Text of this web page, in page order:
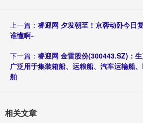
上一篇： 睿迎网 夕发朝至！京蓉动卧今日
谁懂啊~
下一篇： 睿迎网 金雷股份(300443.SZ)：
广泛用于集装箱船、运粮船、汽车运输船
舶
相关文章